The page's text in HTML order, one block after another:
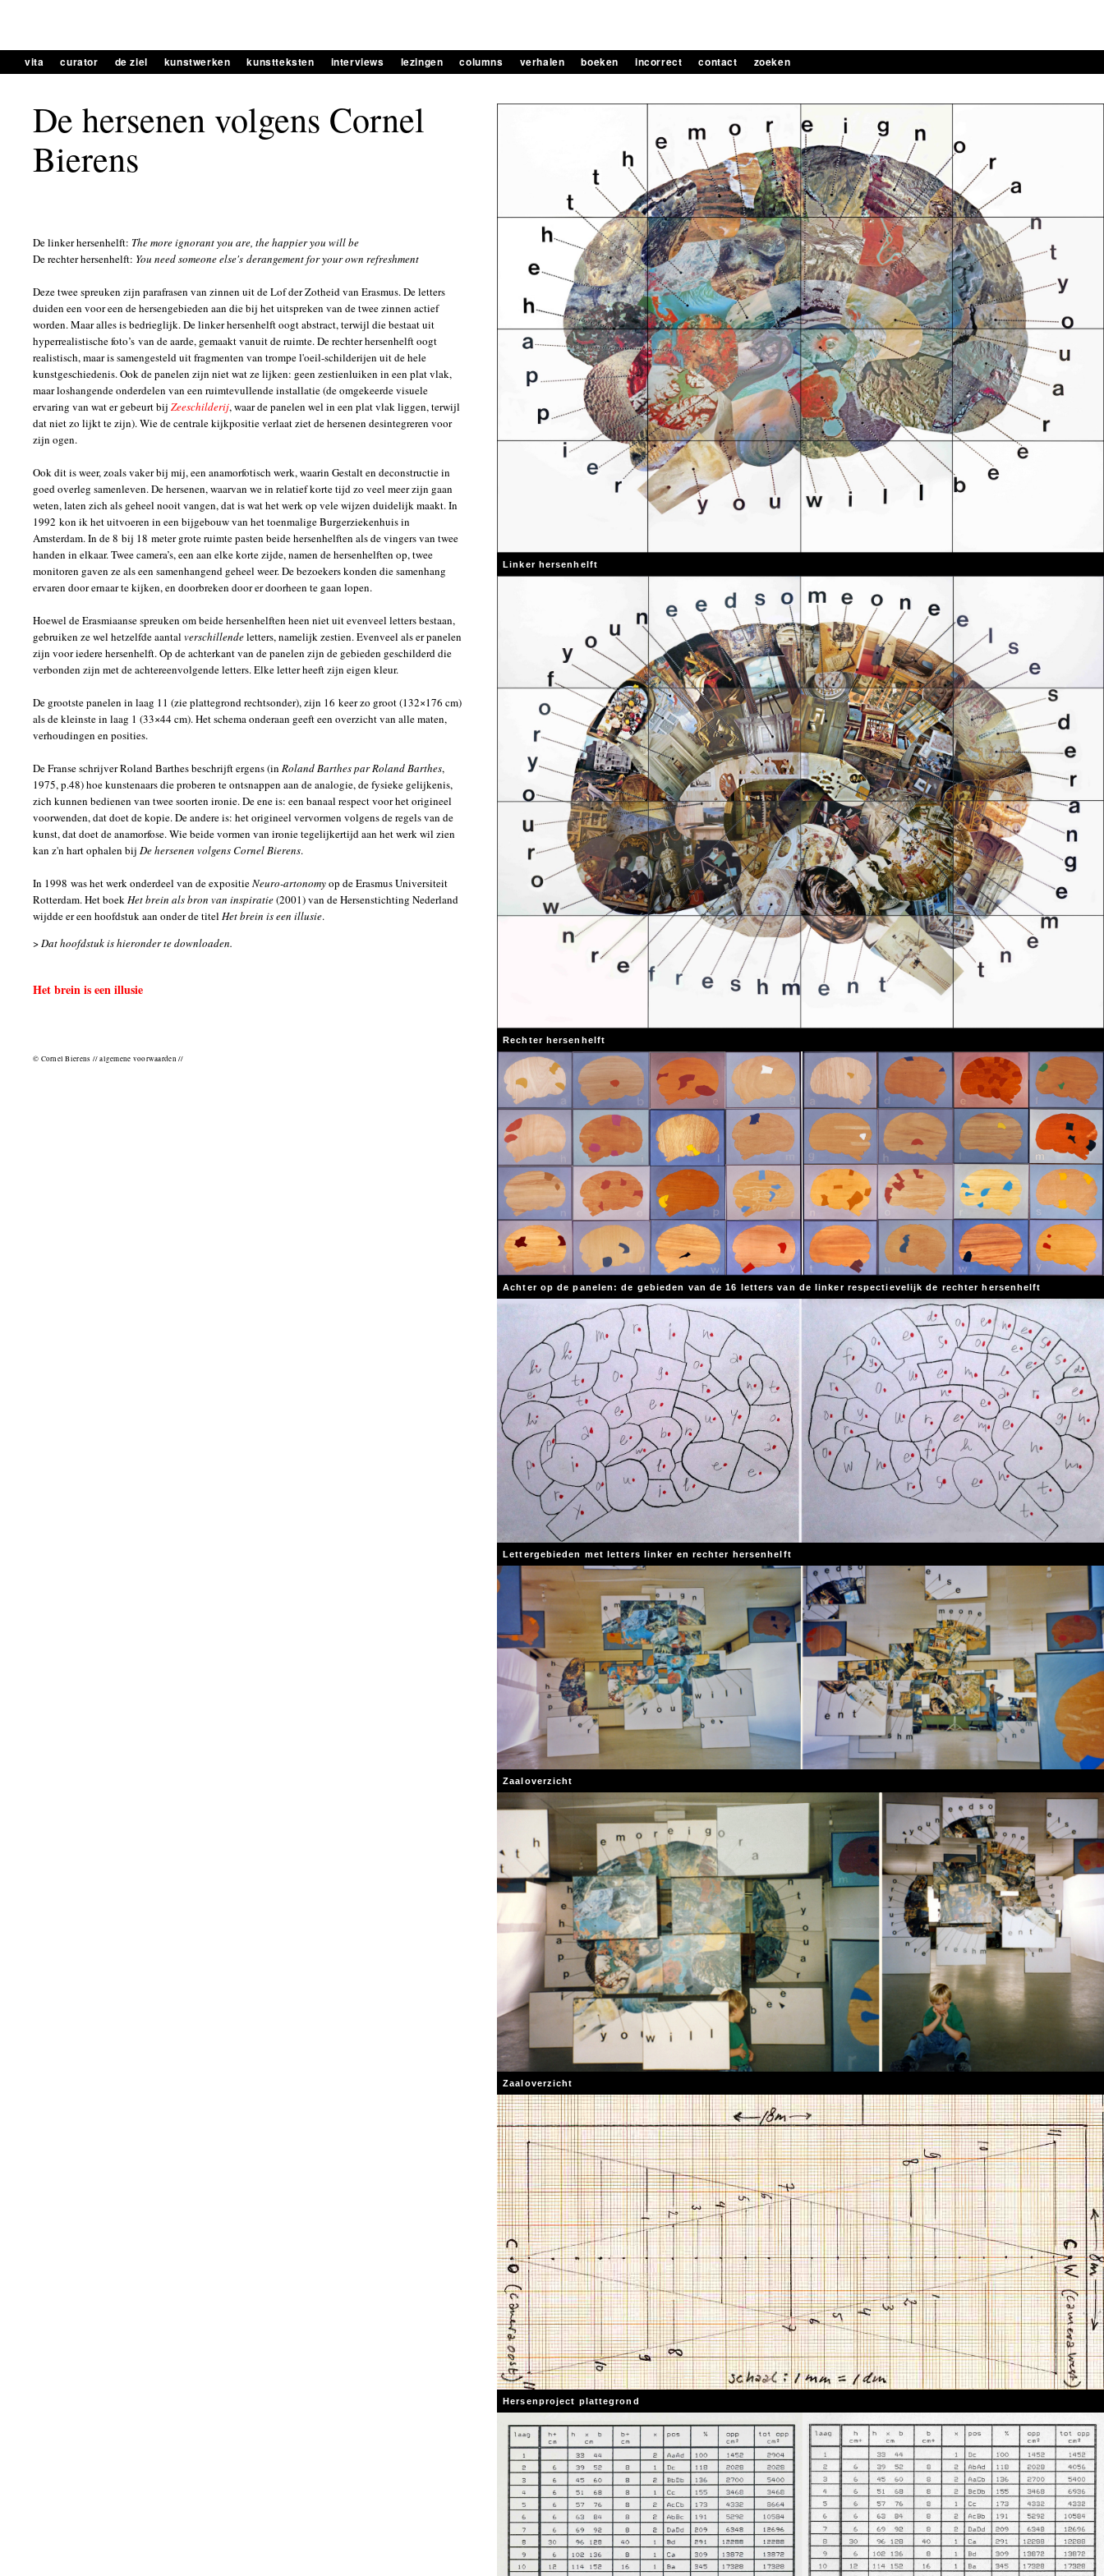
vita curator de ziel kunstwerken kunstteksten interviews lezingen columns verhalen boeken incorrect contact zoeken
Linker hersenhelft
Rechter hersenhelft
Achter op de panelen: de gebieden van de 16 letters van de linker respectievelijk de rechter hersenhelft
Lettergebieden met letters linker en rechter hersenhelft
Zaaloverzicht
Zaaloverzicht
Hersenproject plattegrond
De hersenen volgens Cornel
Bierens
De linker hersenhelft: The more ignorant you are, the happier you will be
De rechter hersenhelft: You need someone else's derangement for your own refreshment
Deze twee spreuken zijn parafrasen van zinnen uit de Lof der Zotheid van Erasmus. De letters
duiden een voor een de hersengebieden aan die bij het uitspreken van de twee zinnen actief
worden. Maar alles is bedrieglijk. De linker hersenhelft oogt abstract, terwijl die bestaat uit
hyperrealistische foto’s van de aarde, gemaakt vanuit de ruimte. De rechter hersenhelft oogt
realistisch, maar is samengesteld uit fragmenten van trompe l'oeil-schilderijen uit de hele
kunstgeschiedenis. Ook de panelen zijn niet wat ze lijken: geen zestienluiken in een plat vlak,
maar loshangende onderdelen van een ruimtevullende installatie (de omgekeerde visuele
ervaring van wat er gebeurt bij Zeeschilderij, waar de panelen wel in een plat vlak liggen, terwijl
dat niet zo lijkt te zijn). Wie de centrale kijkpositie verlaat ziet de hersenen desintegreren voor
zijn ogen.
Ook dit is weer, zoals vaker bij mij, een anamorfotisch werk, waarin Gestalt en deconstructie in
goed overleg samenleven. De hersenen, waarvan we in relatief korte tijd zo veel meer zijn gaan
weten, laten zich als geheel nooit vangen, dat is wat het werk op vele wijzen duidelijk maakt. In
1992 kon ik het uitvoeren in een bijgebouw van het toenmalige Burgerziekenhuis in
Amsterdam. In de 8 bij 18 meter grote ruimte pasten beide hersenhelften als de vingers van twee
handen in elkaar. Twee camera’s, een aan elke korte zijde, namen de hersenhelften op, twee
monitoren gaven ze als een samenhangend geheel weer. De bezoekers konden die samenhang
ervaren door ernaar te kijken, en doorbreken door er doorheen te gaan lopen.
Hoewel de Erasmiaanse spreuken om beide hersenhelften heen niet uit evenveel letters bestaan,
gebruiken ze wel hetzelfde aantal verschillendeletters, namelijk zestien. Evenveel als er panelen
zijn voor iedere hersenhelft. Op de achterkant van de panelen zijn de gebieden geschilderd die
verbonden zijn met de achtereenvolgende letters. Elke letter heeft zijn eigen kleur.
De grootste panelen in laag 11 (zie plattegrond rechtsonder), zijn 16 keer zo groot (132×176 cm)
als de kleinste in laag 1 (33×44 cm). Het schema onderaan geeft een overzicht van alle maten,
verhoudingen en posities.
De Franse schrijver Roland Barthes beschrijft ergens (in Roland Barthes par Roland Barthes,
1975, p.48) hoe kunstenaars die proberen te ontsnappen aan de analogie, de fysieke gelijkenis,
zich kunnen bedienen van twee soorten ironie. De ene is: een banaal respect voor het origineel
voorwenden, dat doet de kopie. De andere is: het origineel vervormen volgens de regels van de
kunst, dat doet de anamorfose. Wie beide vormen van ironie tegelijkertijd aan het werk wil zien
kan z'n hart ophalen bij De hersenen volgens Cornel Bierens.
In 1998 was het werk onderdeel van de expositieNeuro-artonomyop de Erasmus Universiteit
Rotterdam. Het boekHet brein als bron van inspiratie(2001) van de Hersenstichting Nederland
wijdde er een hoofdstuk aan onder de titel Het brein is een illusie.
>Dat hoofdstuk is hieronder te downloaden.
Het brein is een illusie
© Cornel Bierens // algemene voorwaarden //